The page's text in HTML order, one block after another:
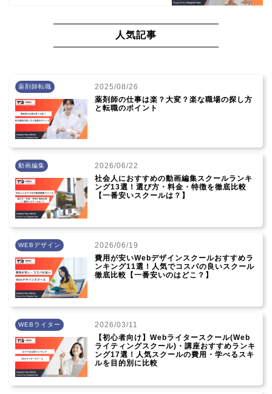
人気記事
薬剤師転職
2025/08/26
薬剤師の仕事は楽？大変？楽な職場の探し方
と転職のポイント
動画編集
2026/06/22
社会人におすすめの動画編集スクールランキ
ング13選！選び方・料金・特徴を徹底比較
【一番安いスクールは？】
WEBデザイン
2026/06/19
費用が安いWebデザインスクールおすすめラ
ンキング11選！人気でコスパの良いスクール
徹底比較【一番安いのはどこ？】
WEBライター
2026/03/11
【初心者向け】Webライタースクール(Web
ライティングスクール)・講座おすすめランキ
ング17選！人気スクールの費用・学べるスキ
ルを目的別に比較